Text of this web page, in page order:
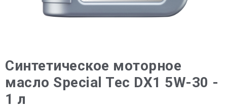
Синтетическое моторное
масло Special Tec DX1 5W-30 -
1 л